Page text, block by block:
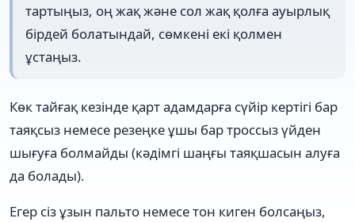
тартыңыз, оң жақ және сол жақ қолға ауырлық
бірдей болатындай, сөмкені екі қолмен
ұстаңыз.
Көк тайғақ кезінде қарт адамдарға сүйір кертігі бар
таяқсыз немесе резеңке ұшы бар троссыз үйден
шығуға болмайды (кәдімгі шаңғы таяқшасын алуға
да болады).
Егер сіз ұзын пальто немесе тон киген болсаңыз,